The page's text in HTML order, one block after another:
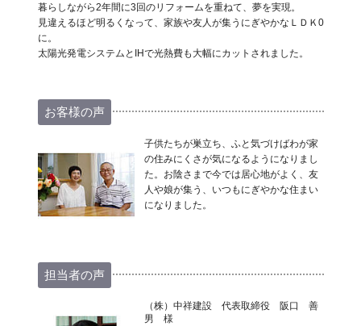
暮らしながら2年間に3回のリフォームを重ねて、夢を実現。
見違えるほど明るくなって、家族や友人が集うにぎやかなＬＤＫ0
に。
太陽光発電システムとIHで光熱費も大幅にカットされました。
お客様の声
子供たちが巣立ち、ふと気づけばわが家
の住みにくさが気になるようになりまし
た。お陰さまで今では居心地がよく、友
人や娘が集う、いつもにぎやかな住まい
になりました。
担当者の声
（株）中祥建設 代表取締役 阪口 善
男 様